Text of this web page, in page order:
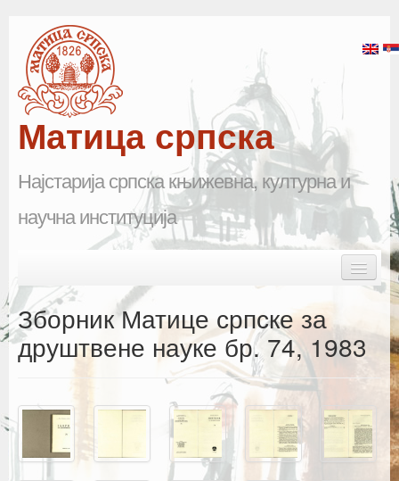
Матица српска
Најстарија српска књижевна, културна и
научна институција
Почетна
Матица српска
Каталог издања
Летопис Матице српске
Гласник Матице српске
Зборник Матице српске за
друштвене науке бр. 74, 1983